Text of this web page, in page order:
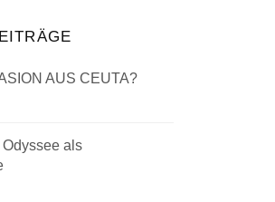
AUS CEUTA?
Odyssee als